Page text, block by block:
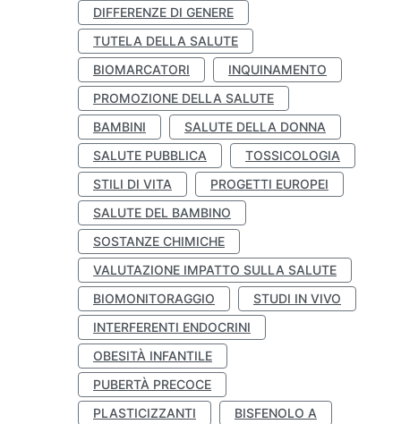
DIFFERENZE DI GENERE
TUTELA DELLA SALUTE
BIOMARCATORI
INQUINAMENTO
PROMOZIONE DELLA SALUTE
BAMBINI
SALUTE DELLA DONNA
SALUTE PUBBLICA
TOSSICOLOGIA
STILI DI VITA
PROGETTI EUROPEI
SALUTE DEL BAMBINO
SOSTANZE CHIMICHE
VALUTAZIONE IMPATTO SULLA SALUTE
BIOMONITORAGGIO
STUDI IN VIVO
INTERFERENTI ENDOCRINI
OBESITÀ INFANTILE
PUBERTÀ PRECOCE
PLASTICIZZANTI
BISFENOLO A